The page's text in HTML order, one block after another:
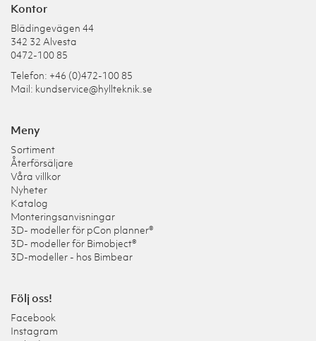
Kontor
Blädingevägen 44
342 32 Alvesta
0472-100 85
Telefon: +46 (0)472-100 85
Mail: kundservice@hyllteknik.se
Meny
Sortiment
Återförsäljare
Våra villkor
Nyheter
Katalog
Monteringsanvisningar
3D- modeller för pCon planner®
3D- modeller för Bimobject®
3D-modeller - hos Bimbear
Följ oss!
Facebook
Instagram